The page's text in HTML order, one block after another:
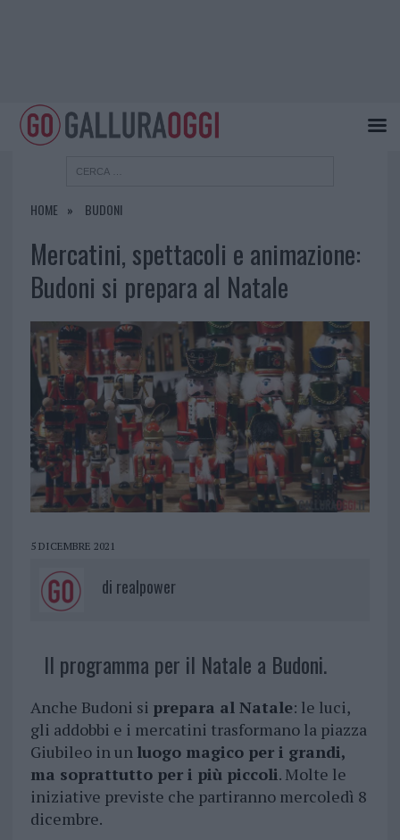
HOME BUDONI
Mercatini, spettacoli e animazione:
Budoni si prepara al Natale
5 DICEMBRE 2021
di realpower
Il programma per il Natale a Budoni.
Anche Budoni si prepara al Natale: le luci,
gli addobbi e i mercatini trasformano la piazza
Giubileo in un luogo magico per i grandi,
ma soprattutto per i più piccoli. Molte le
iniziative previste che partiranno mercoledì 8
dicembre.